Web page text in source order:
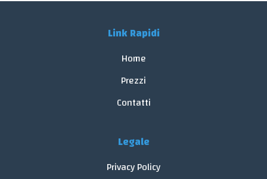
Link Rapidi
Home
Prezzi
Contatti
Legale
Privacy Policy